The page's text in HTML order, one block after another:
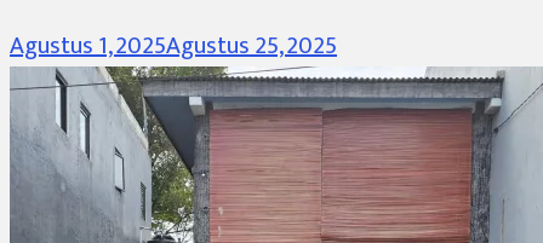
Agustus 1, 2025Agustus 25, 2025